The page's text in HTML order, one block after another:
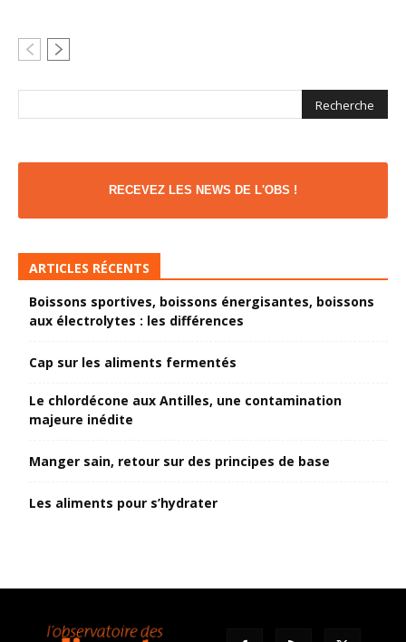
RECEVEZ LES NEWS DE L'OBS !
ARTICLES RÉCENTS
Boissons sportives, boissons énergisantes, boissons
aux électrolytes : les différences
Cap sur les aliments fermentés
Le chlordécone aux Antilles, une contamination
majeure inédite
Manger sain, retour sur des principes de base
Les aliments pour s’hydrater